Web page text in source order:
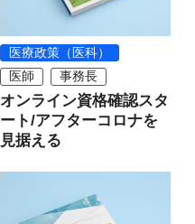
医療政策（医科）
医師
事務長
オンライン資格確認スタ
ート/アフターコロナを
見据える